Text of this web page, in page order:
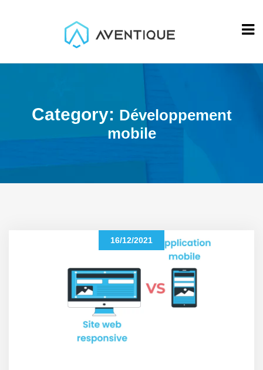
Category: Développement
mobile
16/12/2021